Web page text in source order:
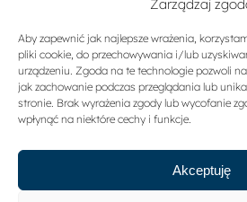
Zarządzaj
Aby zapewnić jak najlepsze wrażenia,
pliki cookie, do przechowywania i/lub
urządzeniu. Zgoda na te technologie pozwoli
jak zachowanie podczas przeglądania lub
stronie. Brak wyrażenia zgody lub wycofanie
wpłynąć na niektóre cechy i funkcje.
Akceptuję
Rok: 2007
Miejsce wydania: Warszawa
Sygnatura:10088